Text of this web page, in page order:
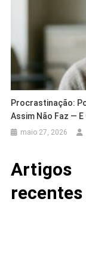
Procrastinação:
Assim Não Faz —
maio 27, 2026
Artigos
recentes